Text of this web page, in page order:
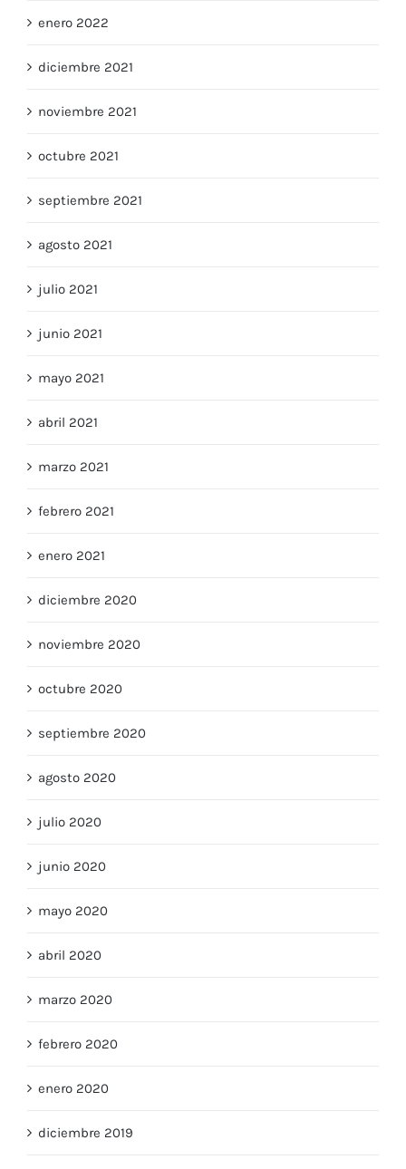
enero 2022
diciembre 2021
noviembre 2021
octubre 2021
septiembre 2021
agosto 2021
julio 2021
junio 2021
mayo 2021
abril 2021
marzo 2021
febrero 2021
enero 2021
diciembre 2020
noviembre 2020
octubre 2020
septiembre 2020
agosto 2020
julio 2020
junio 2020
mayo 2020
abril 2020
marzo 2020
febrero 2020
enero 2020
diciembre 2019